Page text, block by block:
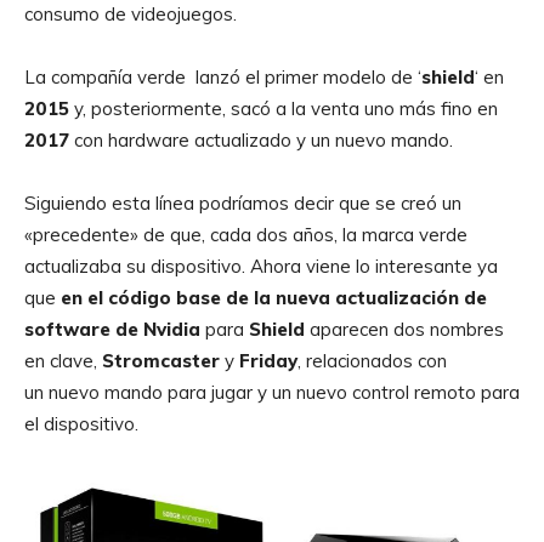
consumo de videojuegos.
La compañía verde lanzó el primer modelo de ‘shield‘ en
2015 y, posteriormente, sacó a la venta uno más fino en
2017 con hardware actualizado y un nuevo mando.
Siguiendo esta línea podríamos decir que se creó un
«precedente» de que, cada dos años, la marca verde
actualizaba su dispositivo. Ahora viene lo interesante ya
que en el código base de la nueva actualización de
software de Nvidia para Shield aparecen dos nombres
en clave, Stromcaster y Friday, relacionados con
un nuevo mando para jugar y un nuevo control remoto para
el dispositivo.